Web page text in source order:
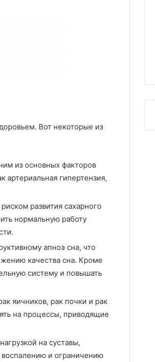
Вот некоторые из
из основных факторов
артериальная гипертензия,
развития сахарного
нормальную работу
апноэ сна, что
качества сна. Кроме
систему и повышать
яичников, рак почки и рак
на процессы, приводящие
на суставы,
и ограничению